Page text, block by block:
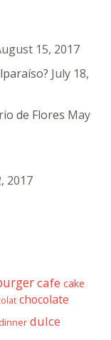
15, 2017
July 18,
de Flores May
2017
cafe cake
chocolate
dinner dulce